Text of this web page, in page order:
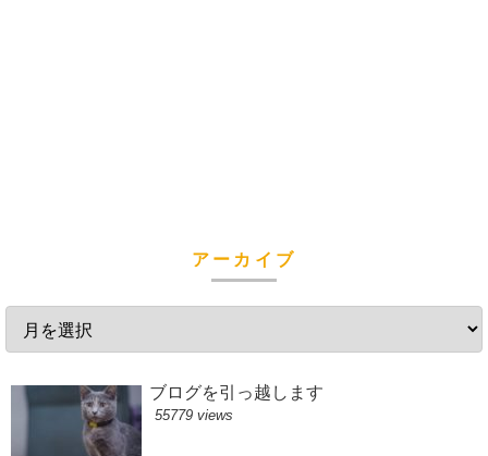
アーカイブ
ブログを引っ越します
55779 views